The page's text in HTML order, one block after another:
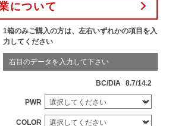
について
1箱のみご購入の方は、左右いずれかの項目を入
力してください
右目のデータを入力して下さい
BC/DIA 8.7/14.2
PWR
COLOR